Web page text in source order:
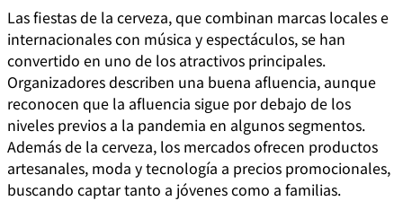
Las fiestas de la cerveza, que combinan marcas locales e
internacionales con música y espectáculos, se han
convertido en uno de los atractivos principales.
Organizadores describen una buena afluencia, aunque
reconocen que la afluencia sigue por debajo de los
niveles previos a la pandemia en algunos segmentos.
Además de la cerveza, los mercados ofrecen productos
artesanales, moda y tecnología a precios promocionales,
buscando captar tanto a jóvenes como a familias.